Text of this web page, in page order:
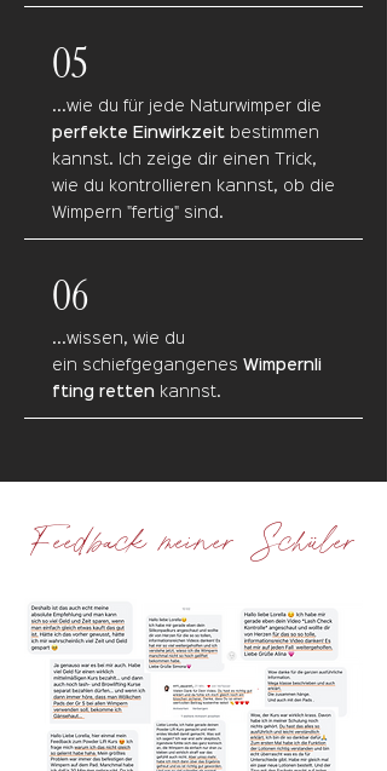
05
...wie du für jede Naturwimper die
perfekte Einwirkzeit bestimmen
kannst. Ich zeige dir einen Trick,
wie du kontrollieren kannst, ob die
Wimpern "fertig" sind.
06
...wissen, wie du
ein schiefgegangenes Wimpernli
fting retten kannst.
Feedback meiner Schüler